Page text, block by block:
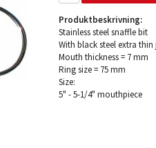
Produktbeskrivning:
Stainless steel snaffle bit
With black steel extra
Mouth thickness = 7 mm
Ring size = 75 mm
Size:
5" - 5-1/4" mouthpiece